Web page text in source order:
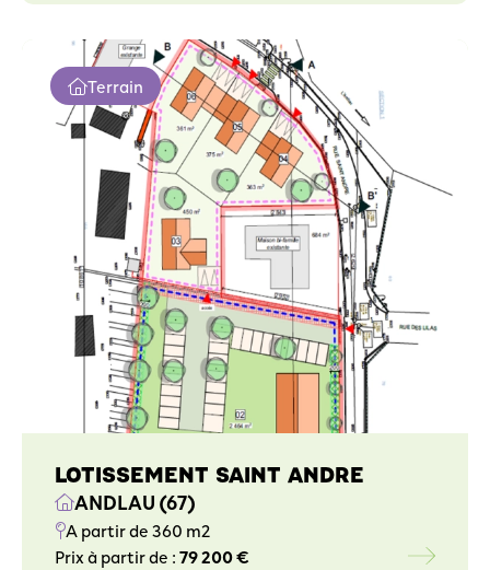
Terrain
LOTISSEMENT SAINT ANDRE
ANDLAU (67)
A partir de 360 m2
Prix à partir de :79 200 €